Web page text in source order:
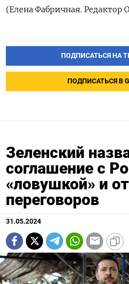
(Елена Фабричная. Редактор
ПОДПИСАТЬСЯ НА
ПОДПИСАТЬСЯ В
Зеленский
соглашение с
«ловушкой» и
переговоров
31.05.2024